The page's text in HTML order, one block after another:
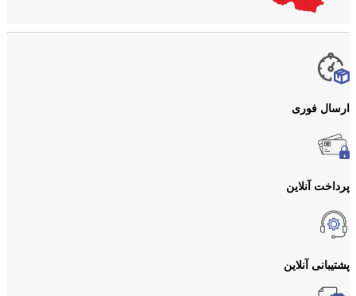
ارسال فوری
پرداخت آنلاین
پشتیبانی آنلاین